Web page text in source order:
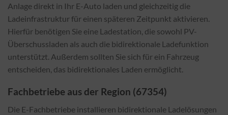
Anlage direkt in Ihr E-Auto laden und gleichzeitig die
Ladeinfrastruktur für einen späteren Zeitpunkt aktivieren.
Hierfür benötigen Sie eine Ladestation, die sowohl PV-
Überschussladen als auch die bidirektionale Ladefunktion
unterstützt. Außerdem sollten Sie sich für ein Fahrzeug
entscheiden, das bidirektionales Laden ermöglicht.
Fachbetriebe aus der Region (67354)
Die E-Fachbetriebe installieren bidirektionale Ladelösungen